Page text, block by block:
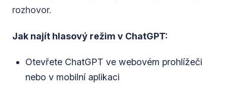
rozhovor.
Jak najít hlasový režim v ChatGPT:
Otevřete ChatGPT ve webovém prohlížeči
nebo v mobilní aplikaci